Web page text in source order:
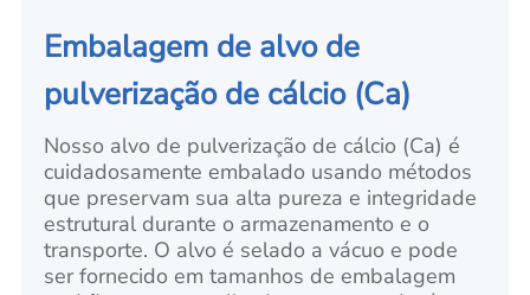
Embalagem de alvo de
pulverização de cálcio (Ca)
Nosso alvo de pulverização de cálcio (Ca) é
cuidadosamente embalado usando métodos
que preservam sua alta pureza e integridade
estrutural durante o armazenamento e o
transporte. O alvo é selado a vácuo e pode
ser fornecido em tamanhos de embalagem